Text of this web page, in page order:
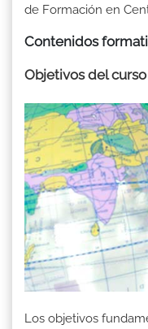
de Formación en
Contenidos
Objetivos del
Los objetivos